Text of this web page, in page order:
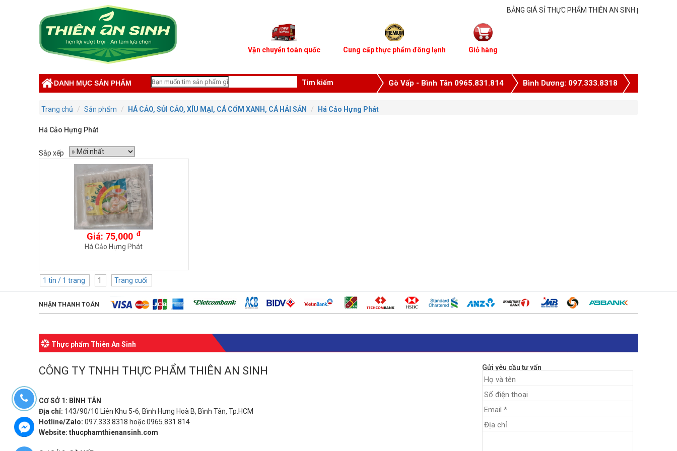
BẢNG GIÁ SỈ THỰC PHẨM THIÊN AN SINH |
Vận chuyển toàn quốc Cung cấp thực phẩm đông lạnh Giỏ hàng
DANH MỤC SẢN PHẨM Gò Vấp - Bình Tân 0965.831.814 Bình Dương: 097.333.8318
Trang chủ Sản phẩm HÁ CẢO, SỦI CẢO, XÍU MẠI, CÁ CỐM XANH, CÁ HẢI SẢN Há Cảo Hựng Phát
Há Cảo Hựng Phát
Sắp xếp
Giá: 75,000 đ
Há Cảo Hựng Phát
1 tin / 1 trang 1 Trang cuối
NHẬN THANH TOÁN
Thực phẩm Thiên An Sinh
CÔNG TY TNHH THỰC PHẨM THIÊN AN SINH
CƠ SỞ 1: BÌNH TÂN
Địa chỉ: 143/90/10 Liên Khu 5-6, Bình Hưng Hoà B, Bình Tân, Tp.HCM
Hotline/Zalo: 097.333.8318 hoặc 0965.831.814
Website: thucphamthienansinh.com
Gửi yêu cầu tư vấn